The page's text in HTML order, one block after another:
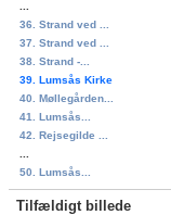
36. Strand ved ...
37. Strand ved ...
38. Strand -...
39. Lumsås Kirke
40. Møllegården...
41. Lumsås...
42. Rejsegilde ...
50. Lumsås...
Tilfældigt billede